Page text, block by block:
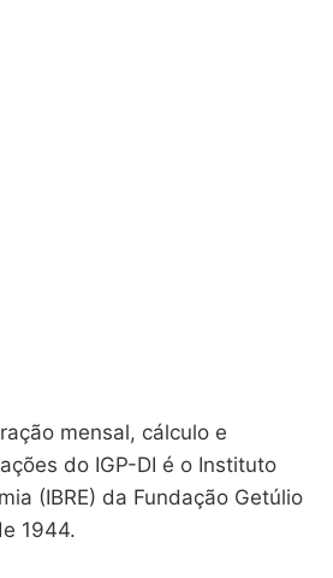
mensal, cálculo e
do IGP-DI é o Instituto
(IBRE) da Fundação Getúlio
1944.